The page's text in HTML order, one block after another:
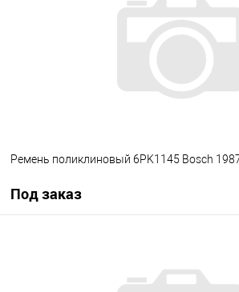
В
Ремень поликлиновый 6PK1145 Bosch
Под заказ
Под